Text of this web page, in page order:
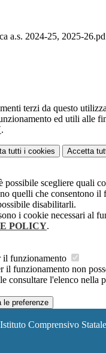
a.s. 2024-25, 2025-
terzi da questo
ed utili alle
.
tutti i cookies Accetta
possibile scegliere quali
quelli che consentono il
disabilitarli.
i cookie necessari al
POLICY.
il funzionamento
il funzionamento non
consultare l'elenco nella
le preferenze
Istituto Comprensivo